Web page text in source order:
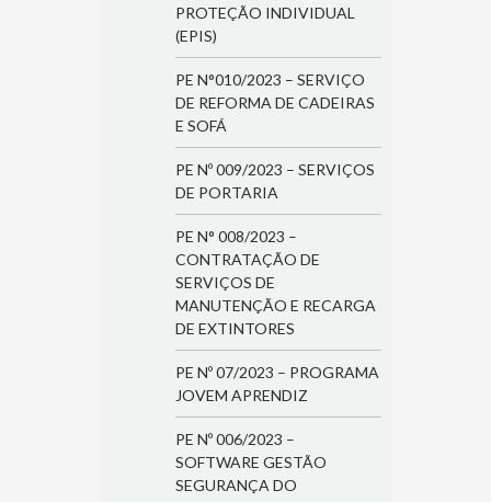
PROTEÇÃO INDIVIDUAL
(EPIS)
PE N°010/2023 – SERVIÇO
DE REFORMA DE CADEIRAS
E SOFÁ
PE Nº 009/2023 – SERVIÇOS
DE PORTARIA
PE N° 008/2023 –
CONTRATAÇÃO DE
SERVIÇOS DE
MANUTENÇÃO E RECARGA
DE EXTINTORES
PE Nº 07/2023 – PROGRAMA
JOVEM APRENDIZ
PE Nº 006/2023 –
SOFTWARE GESTÃO
SEGURANÇA DO